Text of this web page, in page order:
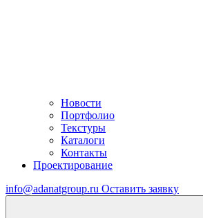
Новости
Портфолио
Текстуры
Каталоги
Контакты
Проектирование
info@adanatgroup.ru Оставить заявку